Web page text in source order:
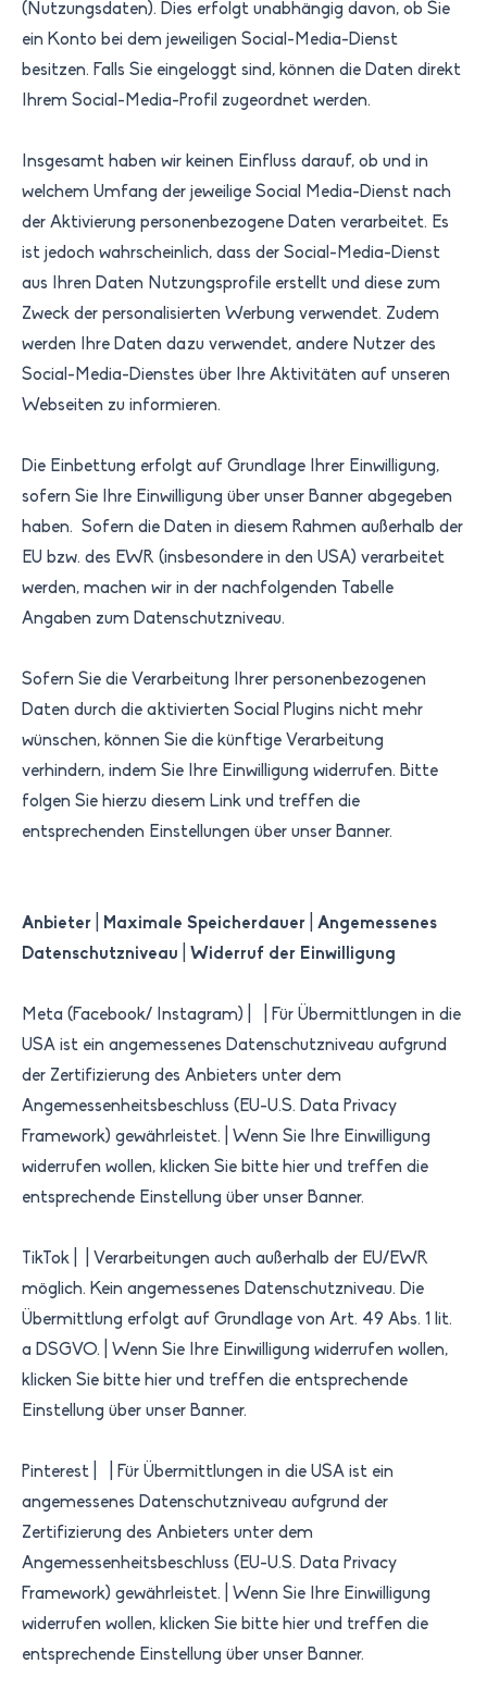
(Nutzungsdaten). Dies erfolgt unabhängig davon, ob Sie
ein Konto bei dem jeweiligen Social-Media-Dienst
besitzen. Falls Sie eingeloggt sind, können die Daten direkt
Ihrem Social-Media-Profil zugeordnet werden.
Insgesamt haben wir keinen Einfluss darauf, ob und in
welchem Umfang der jeweilige Social Media-Dienst nach
der Aktivierung personenbezogene Daten verarbeitet. Es
ist jedoch wahrscheinlich, dass der Social-Media-Dienst
aus Ihren Daten Nutzungsprofile erstellt und diese zum
Zweck der personalisierten Werbung verwendet. Zudem
werden Ihre Daten dazu verwendet, andere Nutzer des
Social-Media-Dienstes über Ihre Aktivitäten auf unseren
Webseiten zu informieren.
Die Einbettung erfolgt auf Grundlage Ihrer Einwilligung,
sofern Sie Ihre Einwilligung über unser Banner abgegeben
haben. Sofern die Daten in diesem Rahmen außerhalb der
EU bzw. des EWR (insbesondere in den USA) verarbeitet
werden, machen wir in der nachfolgenden Tabelle
Angaben zum Datenschutzniveau.
Sofern Sie die Verarbeitung Ihrer personenbezogenen
Daten durch die aktivierten Social Plugins nicht mehr
wünschen, können Sie die künftige Verarbeitung
verhindern, indem Sie Ihre Einwilligung widerrufen. Bitte
folgen Sie hierzu diesem Link und treffen die
entsprechenden Einstellungen über unser Banner.
Anbieter Maximale Speicherdauer
Angemessenes
Datenschutzniveau
Widerruf der Einwilligung
Meta (Facebook/ Instagram) | | ​Für Übermittlungen in die
USA ist ein angemessenes Datenschutzniveau aufgrund
der Zertifizierung des Anbieters unter dem
Angemessenheitsbeschluss (EU-U.S. Data Privacy
Framework) gewährleistet.​ | Wenn Sie Ihre Einwilligung
widerrufen wollen, klicken Sie bitte hier und treffen die
entsprechende Einstellung über unser Banner.​
TikTok​ | ​​ | ​Verarbeitungen auch außerhalb der EU/EWR
möglich. Kein angemessenes Datenschutzniveau. Die
Übermittlung erfolgt auf Grundlage von Art. 49 Abs. 1 lit.
a DSGVO.​ | ​Wenn Sie Ihre Einwilligung widerrufen wollen,
klicken Sie bitte hier und treffen die entsprechende
Einstellung über unser Banner.​
Pinterest | | Für Übermittlungen in die USA ist ein
angemessenes Datenschutzniveau aufgrund der
Zertifizierung des Anbieters unter dem
Angemessenheitsbeschluss (EU-U.S. Data Privacy
Framework) gewährleistet. | Wenn Sie Ihre Einwilligung
widerrufen wollen, klicken Sie bitte hier und treffen die
entsprechende Einstellung über unser Banner.​